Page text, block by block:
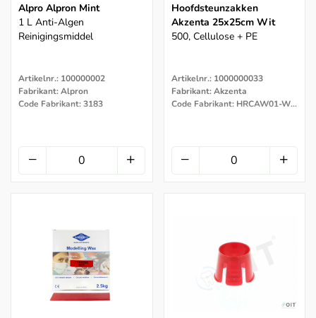
Alpro Alpron Mint
1 L Anti-Algen
Reinigingsmiddel
Artikelnr.: 100000002
Fabrikant: Alpron
Code Fabrikant: 3183
Hoofdsteunzakken
Akzenta 25x25cm Wit
500, Cellulose + PE
Artikelnr.: 1000000033
Fabrikant: Akzenta
Code Fabrikant: HRCAW01-WH-C87